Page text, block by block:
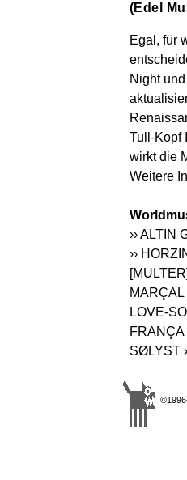
(Edel
Egal, für
Night
Tull-Kopf
wirkt die
Weitere
›› ALTIN
››
[MULTER]
MARÇAL
LOVE-
FRANÇA
SØLYST